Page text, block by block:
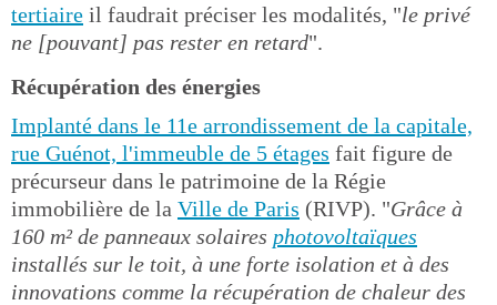
tertiaire il faudrait préciser les modalités, "le privé
ne [pouvant] pas rester en retard".
Récupération des énergies
Implanté dans le 11e arrondissement de la capitale,
rue Guénot, l'immeuble de 5 étages fait figure de
précurseur dans le patrimoine de la Régie
immobilière de la Ville de Paris (RIVP). "Grâce à
160 m² de panneaux solaires photovoltaïques
installés sur le toit, à une forte isolation et à des
innovations comme la récupération de chaleur des